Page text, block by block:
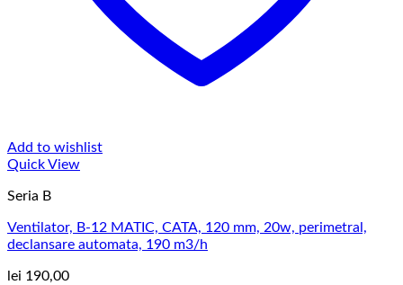
Add to wishlist
Quick View
Seria B
Ventilator, B-12 MATIC, CATA, 120 mm, 20w, perimetral,
declansare automata, 190 m3/h
lei 190,00